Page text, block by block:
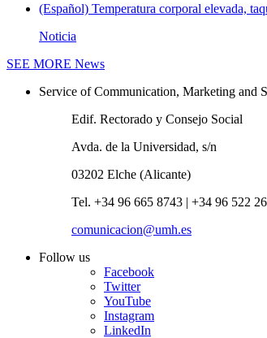
(Español) Temperatura corporal elevada,
Noticia
SEE MORE News
Service of Communication, Marketing and
Edif. Rectorado y Consejo Social
Avda. de la Universidad, s/n
03202 Elche (Alicante)
Tel. +34 96 665 8743 | +34 96 522
comunicacion@umh.es
Follow us
Facebook
Twitter
YouTube
Instagram
LinkedIn